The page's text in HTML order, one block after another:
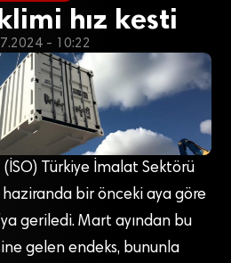
hız kesti
- 10:22
(İSO) Türkiye İmalat Sektörü
bir önceki aya göre
geriledi. Mart ayından bu
gelen endeks, bununla